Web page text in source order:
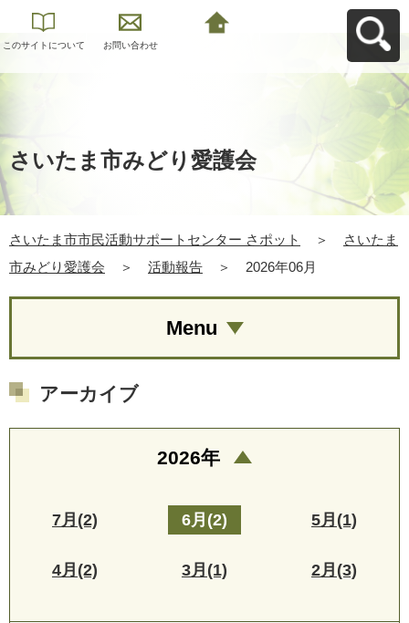
このサイトについて お問い合わせ
さいたま市みどり愛護会
さいたま市市民活動サポートセンター さポット ＞
さいたま
市みどり愛護会
＞ 活動報告 ＞ 2026年06月
Menu
アーカイブ
2026年
7月(2) 6月(2) 5月(1)
4月(2) 3月(1) 2月(3)